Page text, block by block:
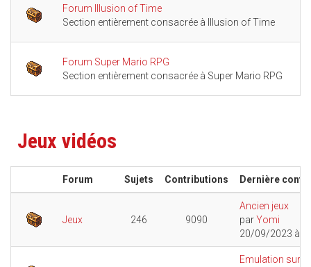
Forum Illusion of Time
Section entièrement consacrée à Illusion of Time
Forum Super Mario RPG
Section entièrement consacrée à Super Mario RPG
Jeux vidéos
Forum Sujets Contributions Dernière
Jeux 246 9090
Ancien jeux
parYomi
20/09/2023 à
Emulation sur